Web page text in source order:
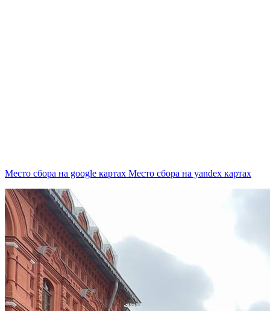
Место сбора на google картах Место сбора на yandex картах